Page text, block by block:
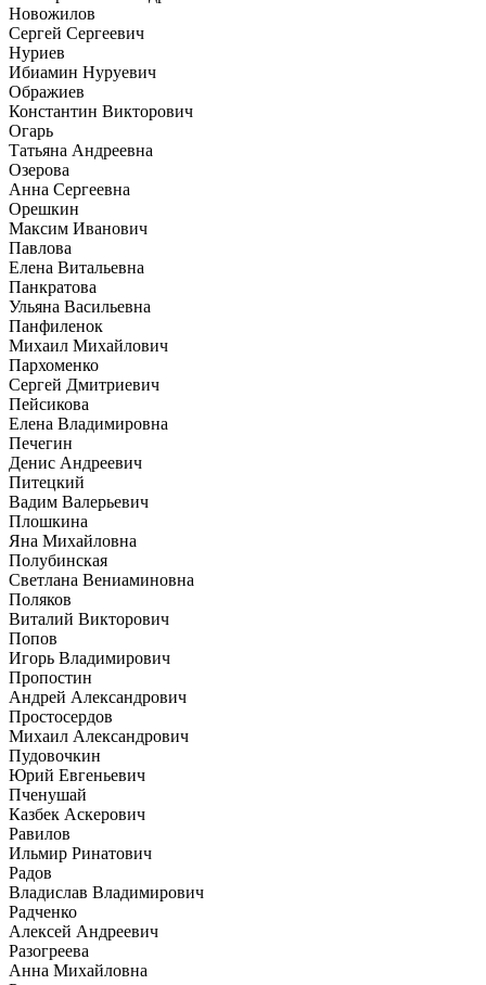
Новожилов
Сергей Сергеевич
Нуриев
Ибиамин Нуруевич
Ображиев
Константин Викторович
Огарь
Татьяна Андреевна
Озерова
Анна Сергеевна
Орешкин
Максим Иванович
Павлова
Елена Витальевна
Панкратова
Ульяна Васильевна
Панфиленок
Михаил Михайлович
Пархоменко
Сергей Дмитриевич
Пейсикова
Елена Владимировна
Печегин
Денис Андреевич
Питецкий
Вадим Валерьевич
Плошкина
Яна Михайловна
Полубинская
Светлана Вениаминовна
Поляков
Виталий Викторович
Попов
Игорь Владимирович
Пропостин
Андрей Александрович
Простосердов
Михаил Александрович
Пудовочкин
Юрий Евгеньевич
Пченушай
Казбек Аскерович
Равилов
Ильмир Ринатович
Радов
Владислав Владимирович
Радченко
Алексей Андреевич
Разогреева
Анна Михайловна